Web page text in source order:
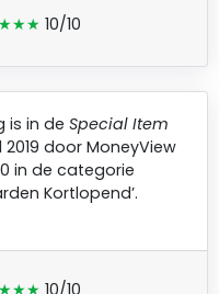
10/10
is in de Special Item
2019 doorMoneyView
in de categorie
Kortlopend’.